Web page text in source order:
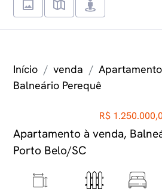
Início venda
Apartamento
Balneário Perequê
R$
Apartamento à venda,
Porto Belo/SC